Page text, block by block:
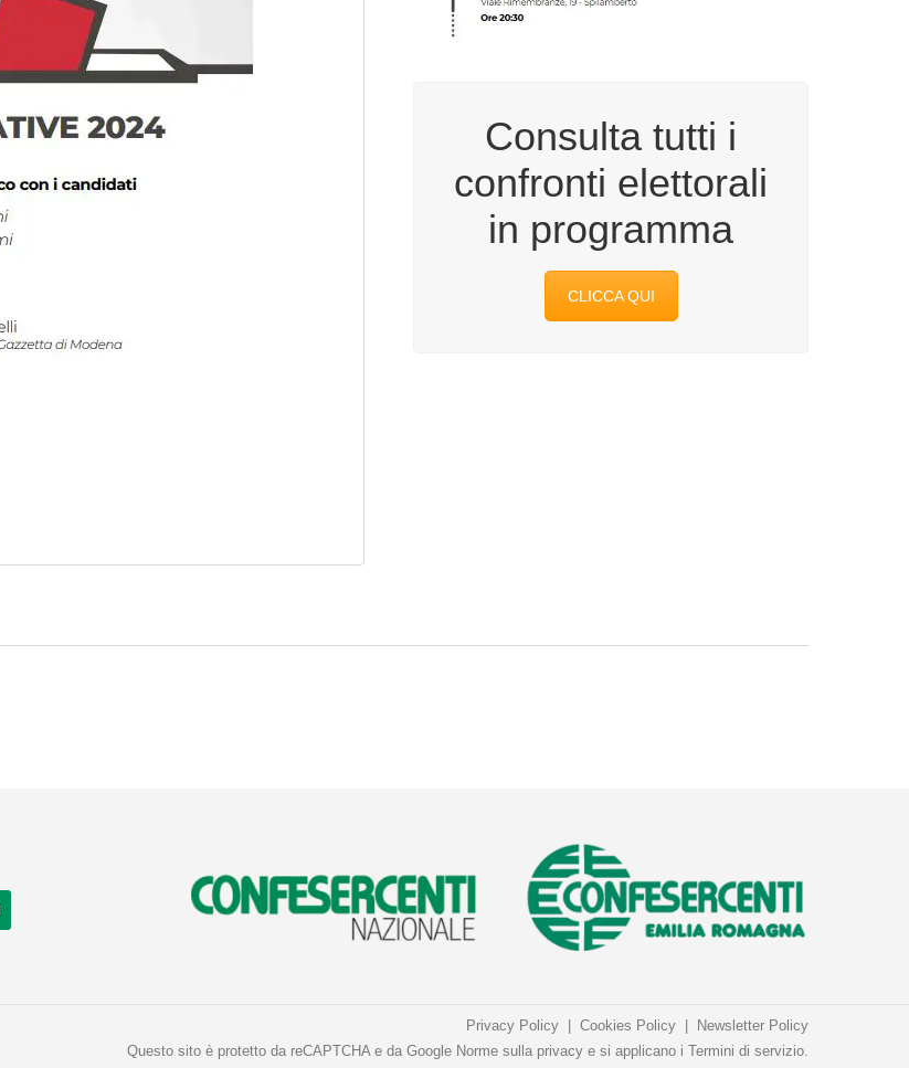
Consulta tutti i
confronti elettorali
in programma
CLICCA QUI
Privacy Policy Cookies Policy
Newsletter Policy
Questo sito è protetto da reCAPTCHA e da Google Norme sulla privacy e si applicano i Termini di servizio